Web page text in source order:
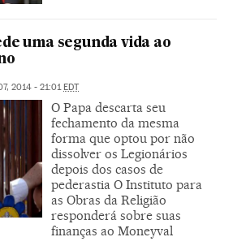
uma segunda vida ao
2014 - 21:01EDT
O Papa descarta seu
fechamento da mesma
forma que optou por não
dissolver os Legionários
depois dos casos de
pederastia O Instituto para
as Obras da Religião
responderá sobre suas
finanças ao Moneyval